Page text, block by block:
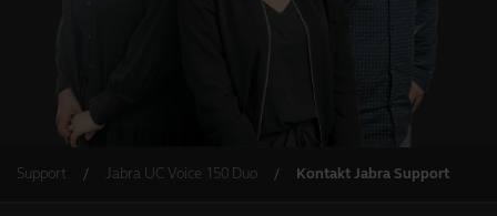
Support Jabra UC Voice 150 Duo Kontakt Jabra Support